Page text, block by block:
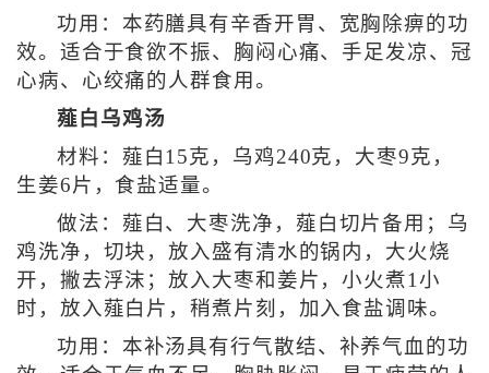
功用：本药膳具有辛香开胃、宽胸除痹的功
效。适合于食欲不振、胸闷心痛、手足发凉、冠
心病、心绞痛的人群食用。
薤白乌鸡汤
材料：薤白15克，乌鸡240克，大枣9克，
生姜6片，食盐适量。
做法：薤白、大枣洗净，薤白切片备用；乌
鸡洗净，切块，放入盛有清水的锅内，大火烧
开，撇去浮沫；放入大枣和姜片，小火煮1小
时，放入薤白片，稍煮片刻，加入食盐调味。
功用：本补汤具有行气散结、补养气血的功